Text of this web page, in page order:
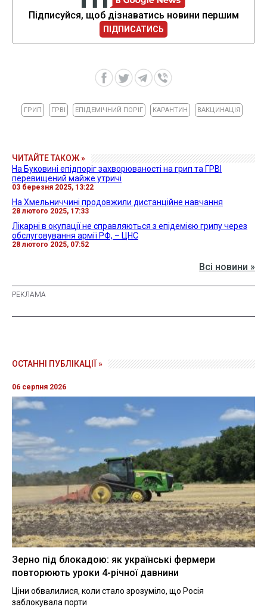
Підписуйся, щоб дізнаватись новини першим
ПІДПИСАТИСЬ
ГРИП ГРВІ ЕПІДЕМІЧНИЙ ПОРІГ КАРАНТИН ВАКЦИНАЦІЯ
ЧИТАЙТЕ ТАКОЖ »
На Буковині епідпоріг захворюваності на грип та ГРВІ
перевищений майже утричі
03 березня 2025, 13:22
На Хмельниччині продовжили дистанційне навчання
28 лютого 2025, 17:33
Лікарні в окупації не справляються з епідемією грипу через
обслуговування армії РФ, – ЦНС
28 лютого 2025, 07:52
Всі новини »
ОСТАННІ ПУБЛІКАЦІЇ »
06 серпня 2026
Зерно під блокадою: як українські фермери
повторюють уроки 4-річної давнини
Ціни обвалилися, коли стало зрозуміло, що Росія
заблокувала порти